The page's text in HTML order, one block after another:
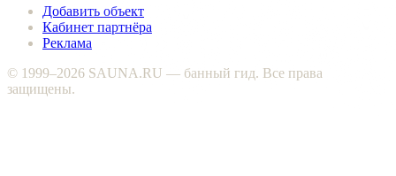
Добавить объект
Кабинет партнёра
Реклама
© 1999–2026 SAUNA.RU — банный гид. Все права
защищены.